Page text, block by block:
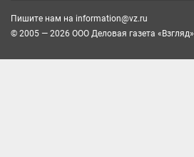
Пишите нам на information@vz.ru
© 2005 — 2026 ООО Деловая газета «Взгляд»